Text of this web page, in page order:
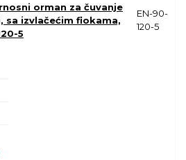
orman za čuvanje
sa izvlačećim fiokama,
5
EN-90-
120-5